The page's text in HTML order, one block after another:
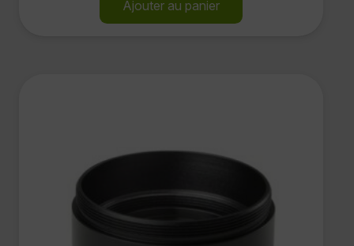
Ajouter au panier